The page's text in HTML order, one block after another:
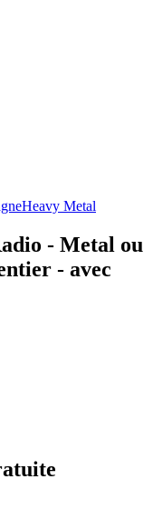
Heavy Metal
- Metal ou
- avec